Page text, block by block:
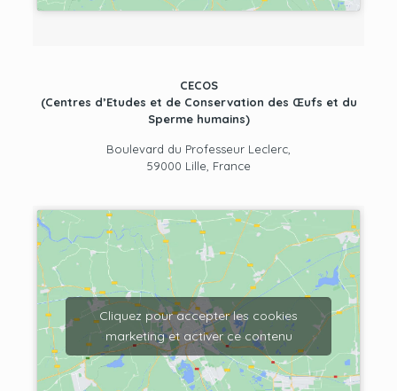
CECOS
(Centres d’Etudes et de Conservation des Œufs et du
Sperme humains)
Boulevard du Professeur Leclerc,
59000 Lille, France
Cliquez pour accepter les cookies
marketing et activer ce contenu